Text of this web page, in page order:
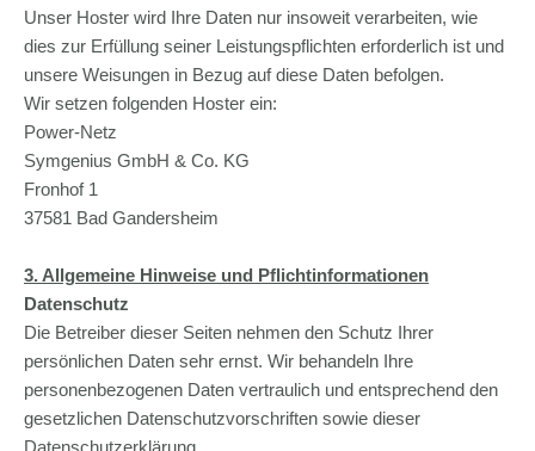
Unser Hoster wird Ihre Daten nur insoweit verarbeiten, wie
dies zur Erfüllung seiner Leistungspflichten erforderlich ist und
unsere Weisungen in Bezug auf diese Daten befolgen.
Wir setzen folgenden Hoster ein:
Power-Netz
Symgenius GmbH & Co. KG
Fronhof 1
37581 Bad Gandersheim
3. Allgemeine Hinweise und Pflicht­informationen
Datenschutz
Die Betreiber dieser Seiten nehmen den Schutz Ihrer
persönlichen Daten sehr ernst. Wir behandeln Ihre
personenbezogenen Daten vertraulich und entsprechend den
gesetzlichen Datenschutzvorschriften sowie dieser